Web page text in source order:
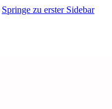
Springe zu erster Sidebar